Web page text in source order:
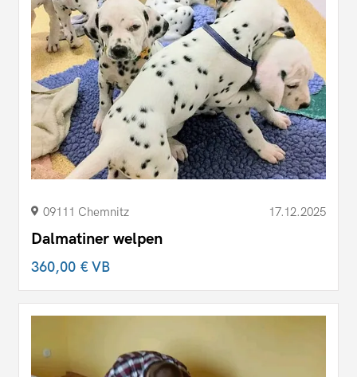
09111 Chemnitz 17.12.2025
Dalmatiner welpen
360,00 €VB